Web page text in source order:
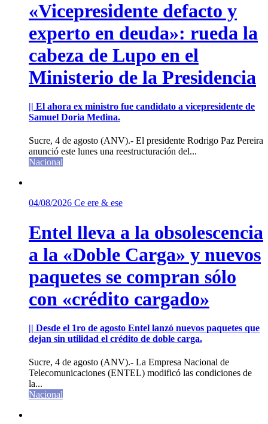
«Vicepresidente defacto y
experto en deuda»: rueda la
cabeza de Lupo en el
Ministerio de la Presidencia
|| El ahora ex ministro fue candidato a vicepresidente de
Samuel Doria Medina.
Sucre, 4 de agosto (ANV).- El presidente Rodrigo Paz Pereira
anunció este lunes una reestructuración del...
Nacional
04/08/2026 Ce ere & ese
Entel lleva a la obsolescencia
a la «Doble Carga» y nuevos
paquetes se compran sólo
con «crédito cargado»
|| Desde el 1ro de agosto Entel lanzó nuevos paquetes que
dejan sin utilidad el crédito de doble carga.
Sucre, 4 de agosto (ANV).- La Empresa Nacional de
Telecomunicaciones (ENTEL) modificó las condiciones de
la...
Nacional